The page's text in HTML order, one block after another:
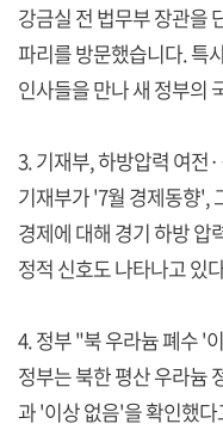
강금실 전 법무부 장관을
파리를 방문했습니다. 특
인사들을 만나 새 정부의
3. 기재부, 하방압력 여전
기재부가 '7월 경제동향',
경제에 대해 경기 하방 압
정적 신호도 나타나고 있
4. 정부 "북 우라늄 폐수 '
정부는 북한 평산 우라늄
과 '이상 없음'을 확인했